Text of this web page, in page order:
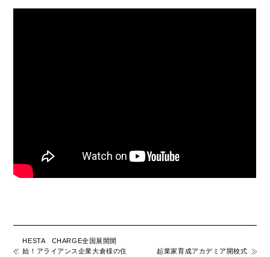
HESTA CHARGE全国展開開
始！アライアンス企業大倉様の住
起業家育成アカデミア開校式